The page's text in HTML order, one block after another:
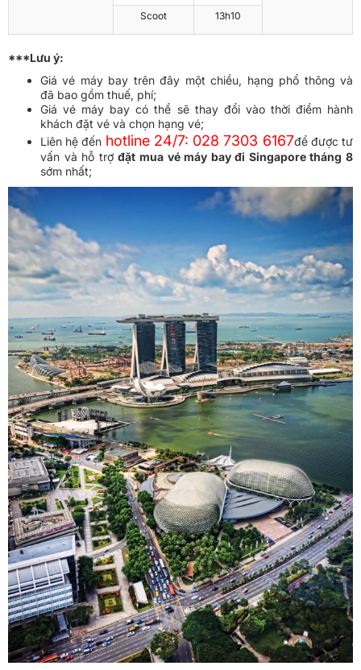
Scoot 13h10
***Lưu ý:
Giá vé máy bay trên đây một chiều, hạng phổ thông và
đã bao gồm thuế, phí;
Giá vé máy bay có thể sẽ thay đổi vào thời điểm hành
khách đặt vé và chọn hạng vé;
Liên hệ đến hotline 24/7: 028 7303 6167để được tư
vấn và hỗ trợđặt mua vé máy bay đi Singapore tháng 8
sớm nhất;